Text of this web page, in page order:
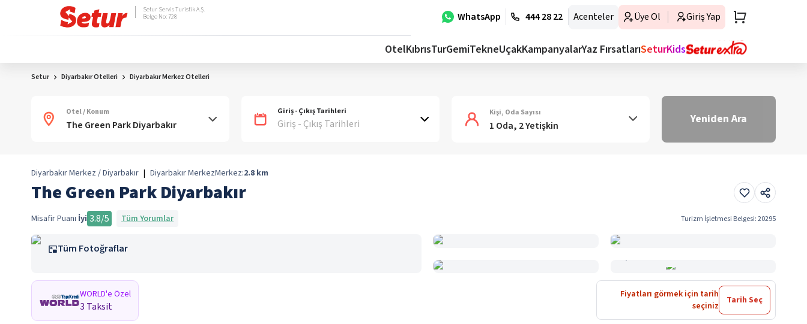
WhatsApp 444 28 22 Acenteler Üye Ol Giriş Yap
Setur Servis Turistik A.Ş.
Belge No: 728
OtelKıbrısTurGemiTekneUçakKampanyalarYaz FırsatlarıSeturKids
Setur Diyarbakır Otelleri Diyarbakır Merkez Otelleri
Otel / Konum Giriş - Çıkış Tarihleri
Giriş - Çıkış Tarihleri
Kişi, Oda Sayısı
1 Oda, 2 Yetişkin Yeniden Ara
Diyarbakır Merkez / Diyarbakır | Diyarbakır MerkezMerkez:2.8 km
The Green Park Diyarbakır
Misafir Puanı İyi 3.8/5 Tüm Yorumlar Turizm İşletmesi Belgesi:20295
Tüm Fotoğraflar
WORLD'e Özel
3 Taksit
Fiyatları görmek için tarih
seçiniz
Tarih Seç